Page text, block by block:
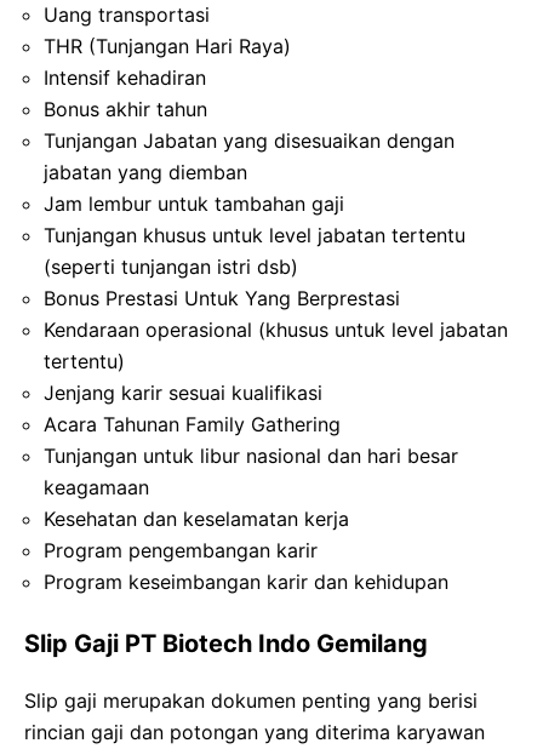
Uang transportasi
THR (Tunjangan Hari Raya)
Intensif kehadiran
Bonus akhir tahun
Tunjangan Jabatan yang disesuaikan dengan
jabatan yang diemban
Jam lembur untuk tambahan gaji
Tunjangan khusus untuk level jabatan tertentu
(seperti tunjangan istri dsb)
Bonus Prestasi Untuk Yang Berprestasi
Kendaraan operasional (khusus untuk level jabatan
tertentu)
Jenjang karir sesuai kualifikasi
Acara Tahunan Family Gathering
Tunjangan untuk libur nasional dan hari besar
keagamaan
Kesehatan dan keselamatan kerja
Program pengembangan karir
Program keseimbangan karir dan kehidupan
Slip Gaji PT Biotech Indo Gemilang
Slip gaji merupakan dokumen penting yang berisi
rincian gaji dan potongan yang diterima karyawan